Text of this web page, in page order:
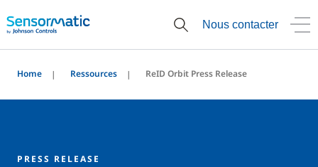
Nous contacter
Home Ressources ReID Orbit Press Release
PRESS RELEASE